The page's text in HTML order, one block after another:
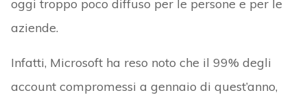
oggi troppo poco diffuso per le persone e per le
aziende.
Infatti, Microsoft ha reso noto che il 99% degli
account compromessi a gennaio di quest’anno,